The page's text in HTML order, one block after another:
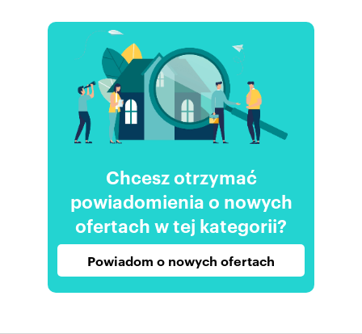
Chcesz otrzymać
powiadomienia o nowych
ofertach w tej kategorii?
Powiadom o nowych ofertach